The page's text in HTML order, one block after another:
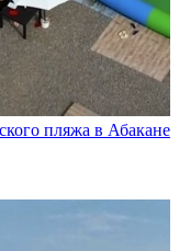
пляжа в Абакане